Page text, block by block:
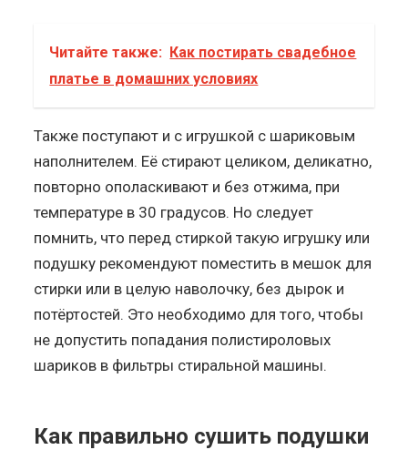
Читайте также: Как постирать свадебное
платье в домашних условиях
Также поступают и с игрушкой с шариковым
наполнителем. Её стирают целиком, деликатно,
повторно ополаскивают и без отжима, при
температуре в 30 градусов. Но следует
помнить, что перед стиркой такую игрушку или
подушку рекомендуют поместить в мешок для
стирки или в целую наволочку, без дырок и
потёртостей. Это необходимо для того, чтобы
не допустить попадания полистироловых
шариков в фильтры стиральной машины.
Как правильно сушить подушки